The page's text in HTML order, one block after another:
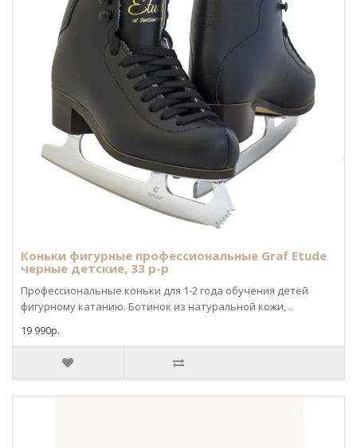
Коньки фигурные профессиональные Graf Etude
черные детские, 33 р-р
Профессиональные коньки для 1-2 года обучения детей
фигурному катанию. Ботинок из натуральной кожи, ..
19 990р.